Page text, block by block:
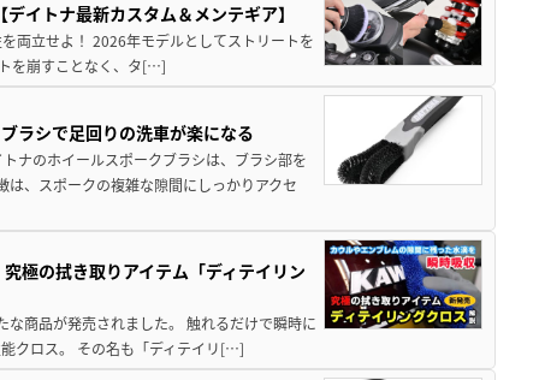
イトナ最新カスタム＆メンテギア】
両立せよ！ 2026年モデルとしてストリートを
を崩すことなく、タ[…]
ラシで足回りの洗車が楽になる
ナのホイールスポークブラシは、ブラシ部を
、スポークの複雑な隙間にしっかりアクセ
極の拭き取りアイテム「ディテイリン
商品が発売されました。 触れるだけで瞬時に
クロス。 その名も「ディテイリ[…]